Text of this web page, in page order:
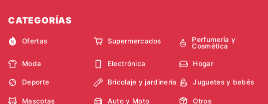
CATEGORÍAS
Ofertas Supermercados
Perfumería y
Cosmética
Moda Electrónica Hogar
Deporte Bricolaje y jardinería Juguetes y bebés
Mascotas Auto y Moto Otros